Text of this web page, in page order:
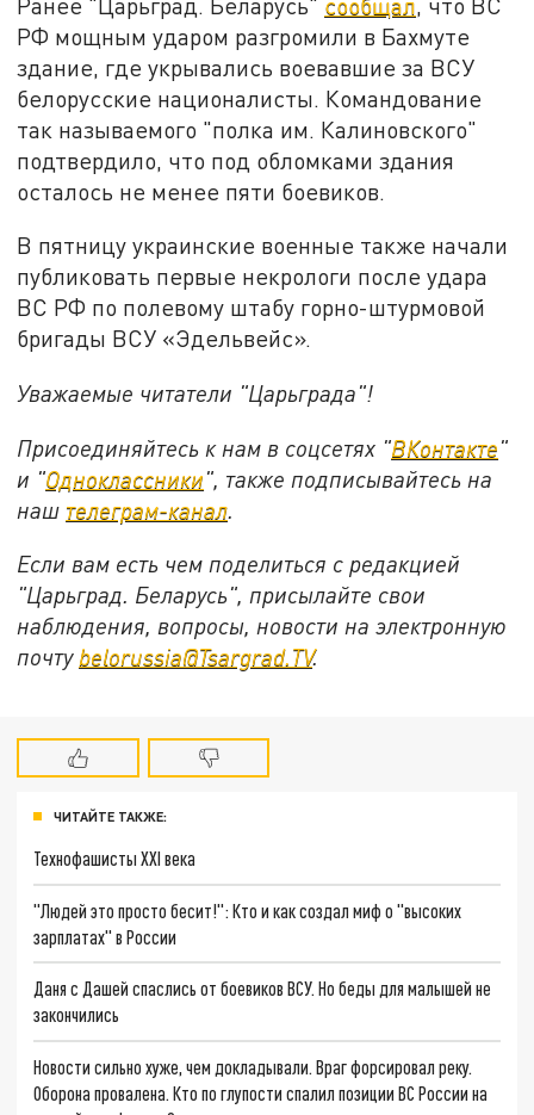
РФ мощным ударом разгромили в Бахмуте
здание, где укрывались воевавшие за ВСУ
белорусские националисты. Командование
так называемого "полка им. Калиновского"
подтвердило, что под обломками здания
осталось не менее пяти боевиков.
В пятницу украинские военные также начали
публиковать первые некрологи после удара
ВС РФ по полевому штабу горно-штурмовой
бригады ВСУ «Эдельвейс».
Уважаемые читатели "Царьграда"!
Присоединяйтесь к нам в соцсетях "ВКонтакте"
и "Одноклассники", также подписывайтесь на
наш телеграм-канал
Если вам есть чем поделиться с редакцией
"Царьград. Беларусь", присылайте свои
наблюдения, вопросы, новости на электронную
почту belorussia@Tsargrad.TV.
ЧИТАЙТЕ ТАКЖЕ:
Технофашисты XXI века
"Людей это просто бесит!": Кто и как создал миф о "высоких
зарплатах" в России
Даня с Дашей спаслись от боевиков ВСУ. Но беды для малышей не
закончились
Новости сильно хуже, чем докладывали. Враг форсировал реку.
Оборона провалена. Кто по глупости спалил позиции ВС России на